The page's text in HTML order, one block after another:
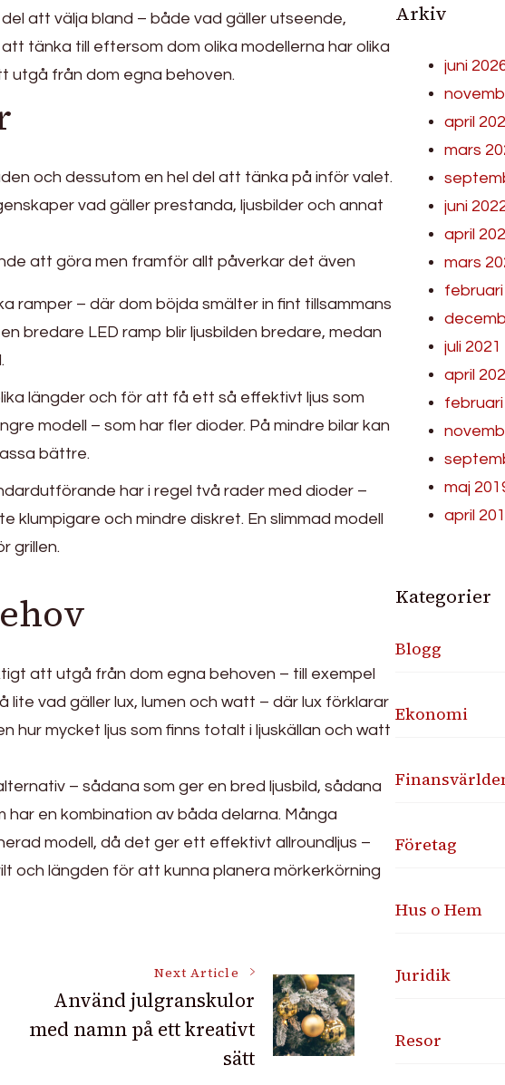
att välja bland – både vad gäller utseende,
tänka till eftersom dom olika modellerna har olika
utgå från dom egna behoven.
och dessutom en hel del att tänka på inför valet.
vad gäller prestanda, ljusbilder och annat
att göra men framför allt påverkar det även
ramper – där dom böjda smälter in fint tillsammans
bredare LED ramp blir ljusbilden bredare, medan
längder och för att få ett så effektivt ljus som
modell – som har fler dioder. På mindre bilar kan
bättre.
har i regel två rader med dioder –
klumpigare och mindre diskret. En slimmad modell
grillen.
att utgå från dom egna behoven – till exempel
lite vad gäller lux, lumen och watt – där lux förklarar
hur mycket ljus som finns totalt i ljuskällan och watt
– sådana som ger en bred ljusbild, sådana
har en kombination av båda delarna. Många
modell, då det ger ett effektivt allroundljus –
och längden för att kunna planera mörkerkörning
Next Article
Använd julgranskulor
med namn på ett kreativt
sätt
Arkiv
juni
april
mars
juni
april
mars
februari
juli 2021
april
februari
maj
april
Kategorier
Blogg
Ekonomi
Företag
Hus o Hem
Juridik
Resor